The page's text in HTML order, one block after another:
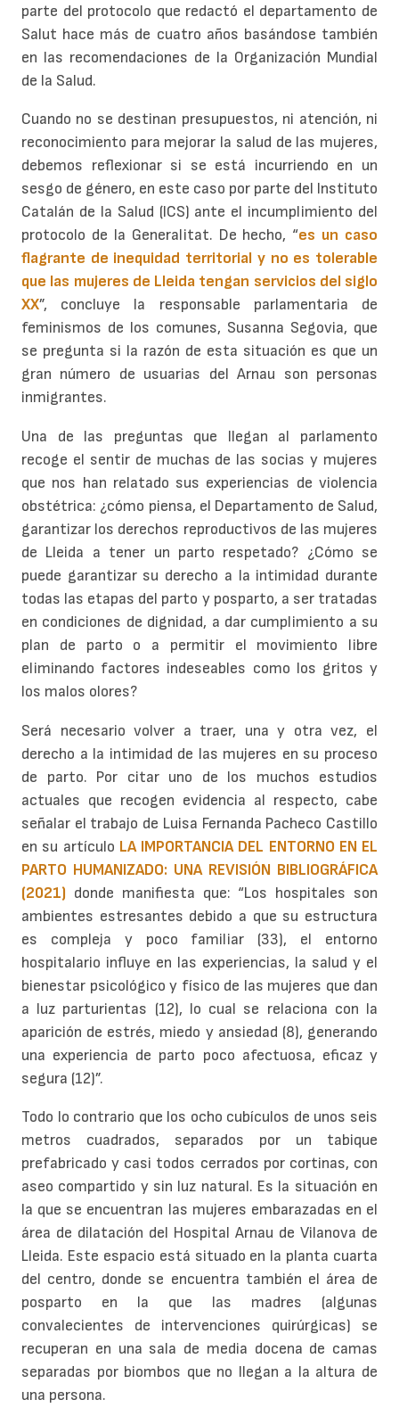
parte del protocolo que redactó el departamento de
Salut hace más de cuatro años basándose también
en las recomendaciones de la Organización Mundial
de la Salud.
Cuando no se destinan presupuestos, ni atención, ni
reconocimiento para mejorar la salud de las mujeres,
debemos reflexionar si se está incurriendo en un
sesgo de género, en este caso por parte del Instituto
Catalán de la Salud (ICS) ante el incumplimiento del
protocolo de la Generalitat. De hecho, “es un caso
flagrante de inequidad territorial y no es tolerable
que las mujeres de Lleida tengan servicios del siglo
XX”, concluye la responsable parlamentaria de
feminismos de los comunes, Susanna Segovia, que
se pregunta si la razón de esta situación es que un
gran número de usuarias del Arnau son personas
inmigrantes.
Una de las preguntas que llegan al parlamento
recoge el sentir de muchas de las socias y mujeres
que nos han relatado sus experiencias de violencia
obstétrica: ¿cómo piensa, el Departamento de Salud,
garantizar los derechos reproductivos de las mujeres
de Lleida a tener un parto respetado? ¿Cómo se
puede garantizar su derecho a la intimidad durante
todas las etapas del parto y posparto, a ser tratadas
en condiciones de dignidad, a dar cumplimiento a su
plan de parto o a permitir el movimiento libre
eliminando factores indeseables como los gritos y
los malos olores?
Será necesario volver a traer, una y otra vez, el
derecho a la intimidad de las mujeres en su proceso
de parto. Por citar uno de los muchos estudios
actuales que recogen evidencia al respecto, cabe
señalar el trabajo de Luisa Fernanda Pacheco Castillo
en su artículo LA IMPORTANCIA DEL ENTORNO EN EL
PARTO HUMANIZADO: UNA REVISIÓN BIBLIOGRÁFICA
(2021) donde manifiesta que: “Los hospitales son
ambientes estresantes debido a que su estructura
es compleja y poco familiar (33), el entorno
hospitalario influye en las experiencias, la salud y el
bienestar psicológico y físico de las mujeres que dan
a luz parturientas (12), lo cual se relaciona con la
aparición de estrés, miedo y ansiedad (8), generando
una experiencia de parto poco afectuosa, eficaz y
segura (12)”.
Todo lo contrario que los ocho cubículos de unos seis
metros cuadrados, separados por un tabique
prefabricado y casi todos cerrados por cortinas, con
aseo compartido y sin luz natural. Es la situación en
la que se encuentran las mujeres embarazadas en el
área de dilatación del Hospital Arnau de Vilanova de
Lleida. Este espacio está situado en la planta cuarta
del centro, donde se encuentra también el área de
posparto en la que las madres (algunas
convalecientes de intervenciones quirúrgicas) se
recuperan en una sala de media docena de camas
separadas por biombos que no llegan a la altura de
una persona.